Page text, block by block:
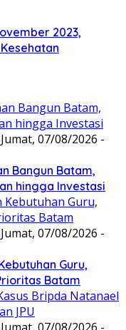
2023,
Jumat, 07/08/2026 -
Bangun Batam,
hingga Investasi
Jumat, 07/08/2026 -
Guru,
Batam